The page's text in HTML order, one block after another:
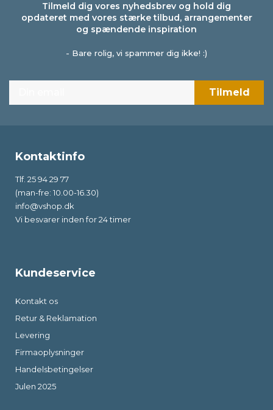
Tilmeld dig vores nyhedsbrev og hold dig
opdateret med vores stærke tilbud, arrangementer
og spændende inspiration
- Bare rolig, vi spammer dig ikke! :)
Kontaktinfo
Tlf. 25 94 29 77
(man-fre: 10.00-16.30)
info@vshop.dk
Vi besvarer inden for 24 timer
Kundeservice
Kontakt os
Retur & Reklamation
Levering
Firmaoplysninger
Handelsbetingelser
Julen 2025